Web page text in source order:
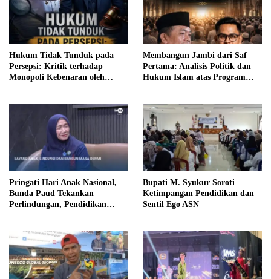
Hukum Tidak Tunduk pada
Persepsi: Kritik terhadap
Monopoli Kebenaran oleh
Membangun Jambi dari Saf
Pertama: Analisis Politik dan
Hukum Islam atas Program
Pringati Hari Anak Nasional,
Bunda Paud Tekankan
Perlindungan, Pendidikan
Bupati M. Syukur Soroti
Ketimpangan Pendidikan dan
Sentil Ego ASN